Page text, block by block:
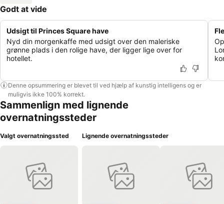
Godt at vide
Udsigt til Princes Square have
Nyd din morgenkaffe med udsigt over den maleriske
grønne plads i den rolige have, der ligger lige over for
hotellet.
Denne opsummering er blevet til ved hjælp af kunstig intelligens og er
muligvis ikke 100% korrekt.
Sammenlign med lignende
overnatningssteder
Valgt overnatningssted Lignende overnatningssteder